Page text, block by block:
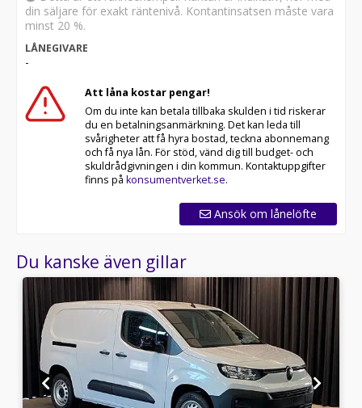
din säljare för exakt räntenivå. Kontantinsatsen måste vara
minst 20 %.
LÅNEGIVARE
-
Att låna kostar pengar!
Om du inte kan betala tillbaka skulden i tid riskerar
du en betalningsanmärkning. Det kan leda till
svårigheter att få hyra bostad, teckna abonnemang
och få nya lån. För stöd, vänd dig till budget- och
skuldrådgivningen i din kommun. Kontaktuppgifter
finns på konsumentverket.se.
Ansök om lånelöfte
Du kanske även gillar